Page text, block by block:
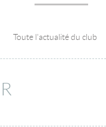
Toute l'actualité du club